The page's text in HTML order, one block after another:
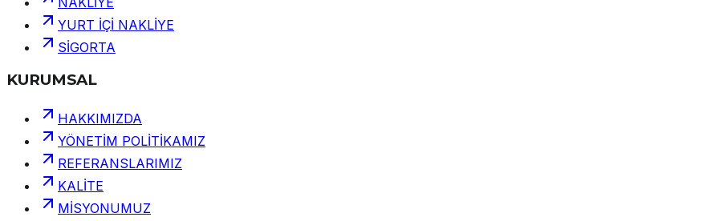
YURT İÇİ NAKLİYE
SİGORTA
KURUMSAL
HAKKIMIZDA
YÖNETİM POLİTİKAMIZ
REFERANSLARIMIZ
KALİTE
MİSYONUMUZ